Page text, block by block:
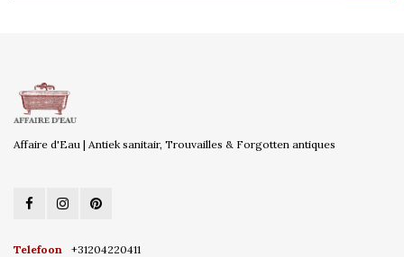
Affaire d'Eau | Antiek sanitair, Trouvailles & Forgotten antiques
Telefoon
+31204220411